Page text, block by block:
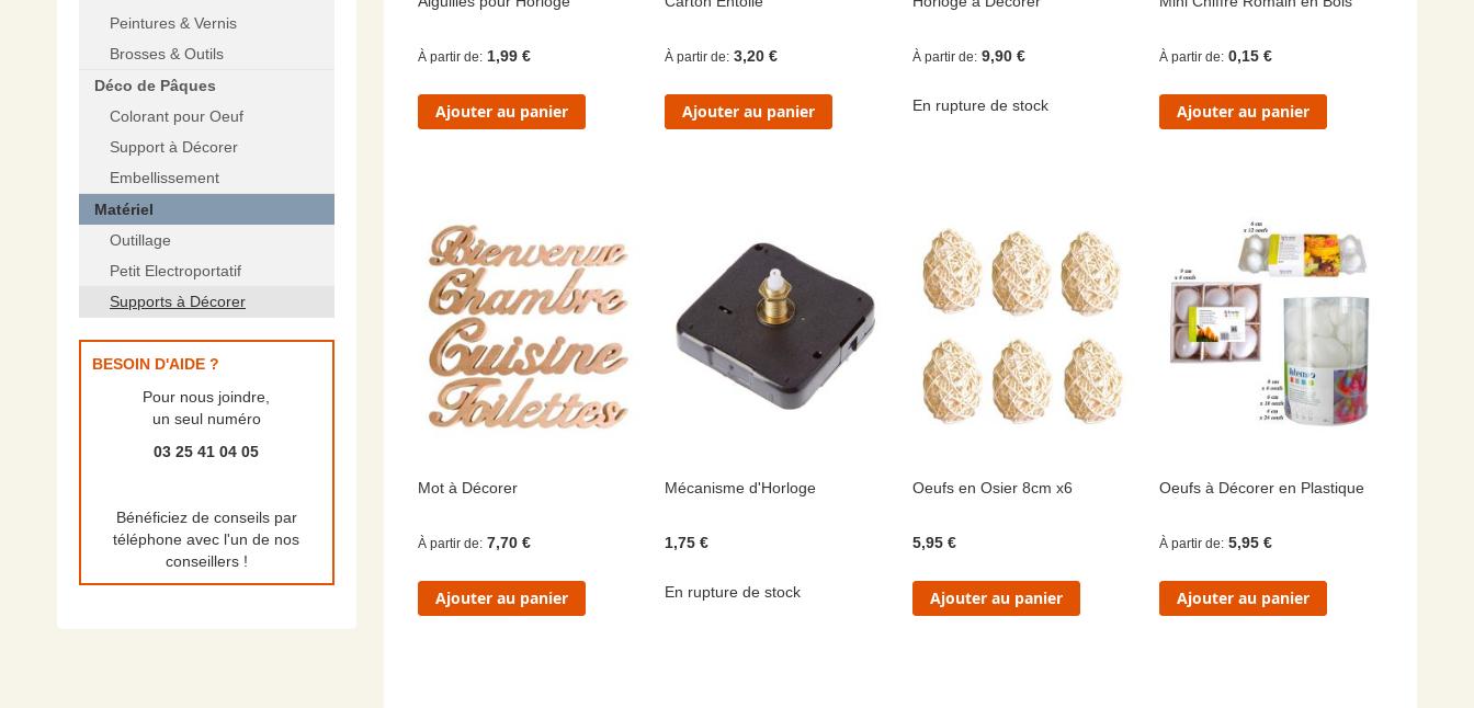
À partir de 1,99 €
Ajouter au panier
À partir de 3,20 €
Ajouter au panier
À partir de 9,90 €
En rupture de stock
À partir de 0,15 €
Ajouter au panier
Mot à Décorer
À partir de 7,70 €
Ajouter au panier
Mécanisme d'Horloge
1,75 €
En rupture de stock
Oeufs en Osier 8cm x6
5,95 €
Ajouter au panier
Oeufs à Décorer en Plastique
À partir de 5,95 €
Ajouter au panier
Peintures & Vernis
Brosses & Outils
Déco de Pâques
Colorant pour Oeuf
Support à Décorer
Embellissement
Matériel
Outillage
Petit Electroportatif
Supports à Décorer
BESOIN D'AIDE ?
Pour nous joindre,
un seul numéro
03 25 41 04 05
Bénéficiez de conseils par
téléphone avec l'un de nos
conseillers !